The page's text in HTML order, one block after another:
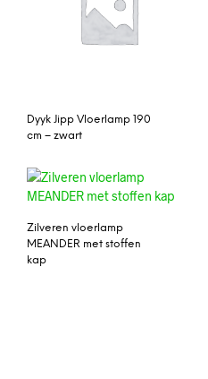
Dyyk Jipp Vloerlamp 190
cm – zwart
Zilveren vloerlamp
MEANDER met stoffen
kap